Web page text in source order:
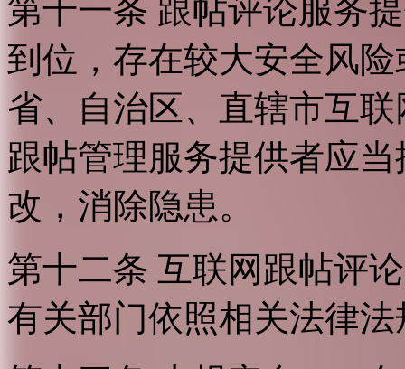
第十一条 跟帖评论服务
到位，存在较大安全风
省、自治区、直辖市互
跟帖管理服务提供者应
改，消除隐患。
第十二条 互联网跟帖评
有关部门依照相关法律